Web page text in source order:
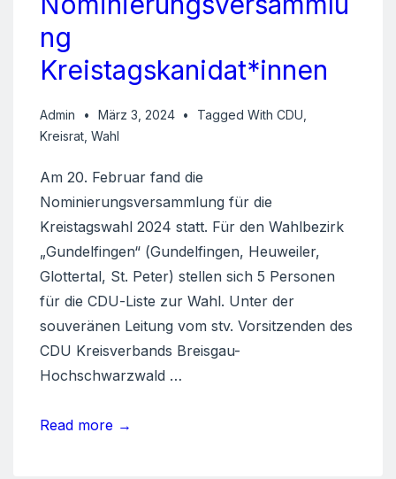
ng
Kreistagskanidat*innen
Admin März 3, 2024 Tagged WithCDU
Kreisrat Wahl
Am 20. Februar fand die
Nominierungsversammlung für die
Kreistagswahl 2024 statt. Für den Wahlbezirk
„Gundelfingen“ (Gundelfingen, Heuweiler,
Glottertal, St. Peter) stellen sich 5 Personen
für die CDU-Liste zur Wahl. Unter der
souveränen Leitung vom stv. Vorsitzenden des
CDU Kreisverbands Breisgau-
Hochschwarzwald …
Nominierungsversammlung
Read more →